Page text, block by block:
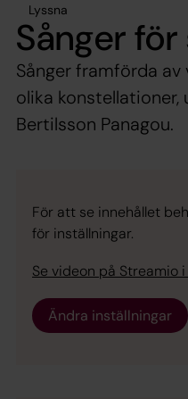
Lyssna
Sånger för
Sånger framförda
olika konstellationer,
Bertilsson Panagou.
För att se innehållet
för inställningar.
Se videon på Streamio
Ändra inställningar